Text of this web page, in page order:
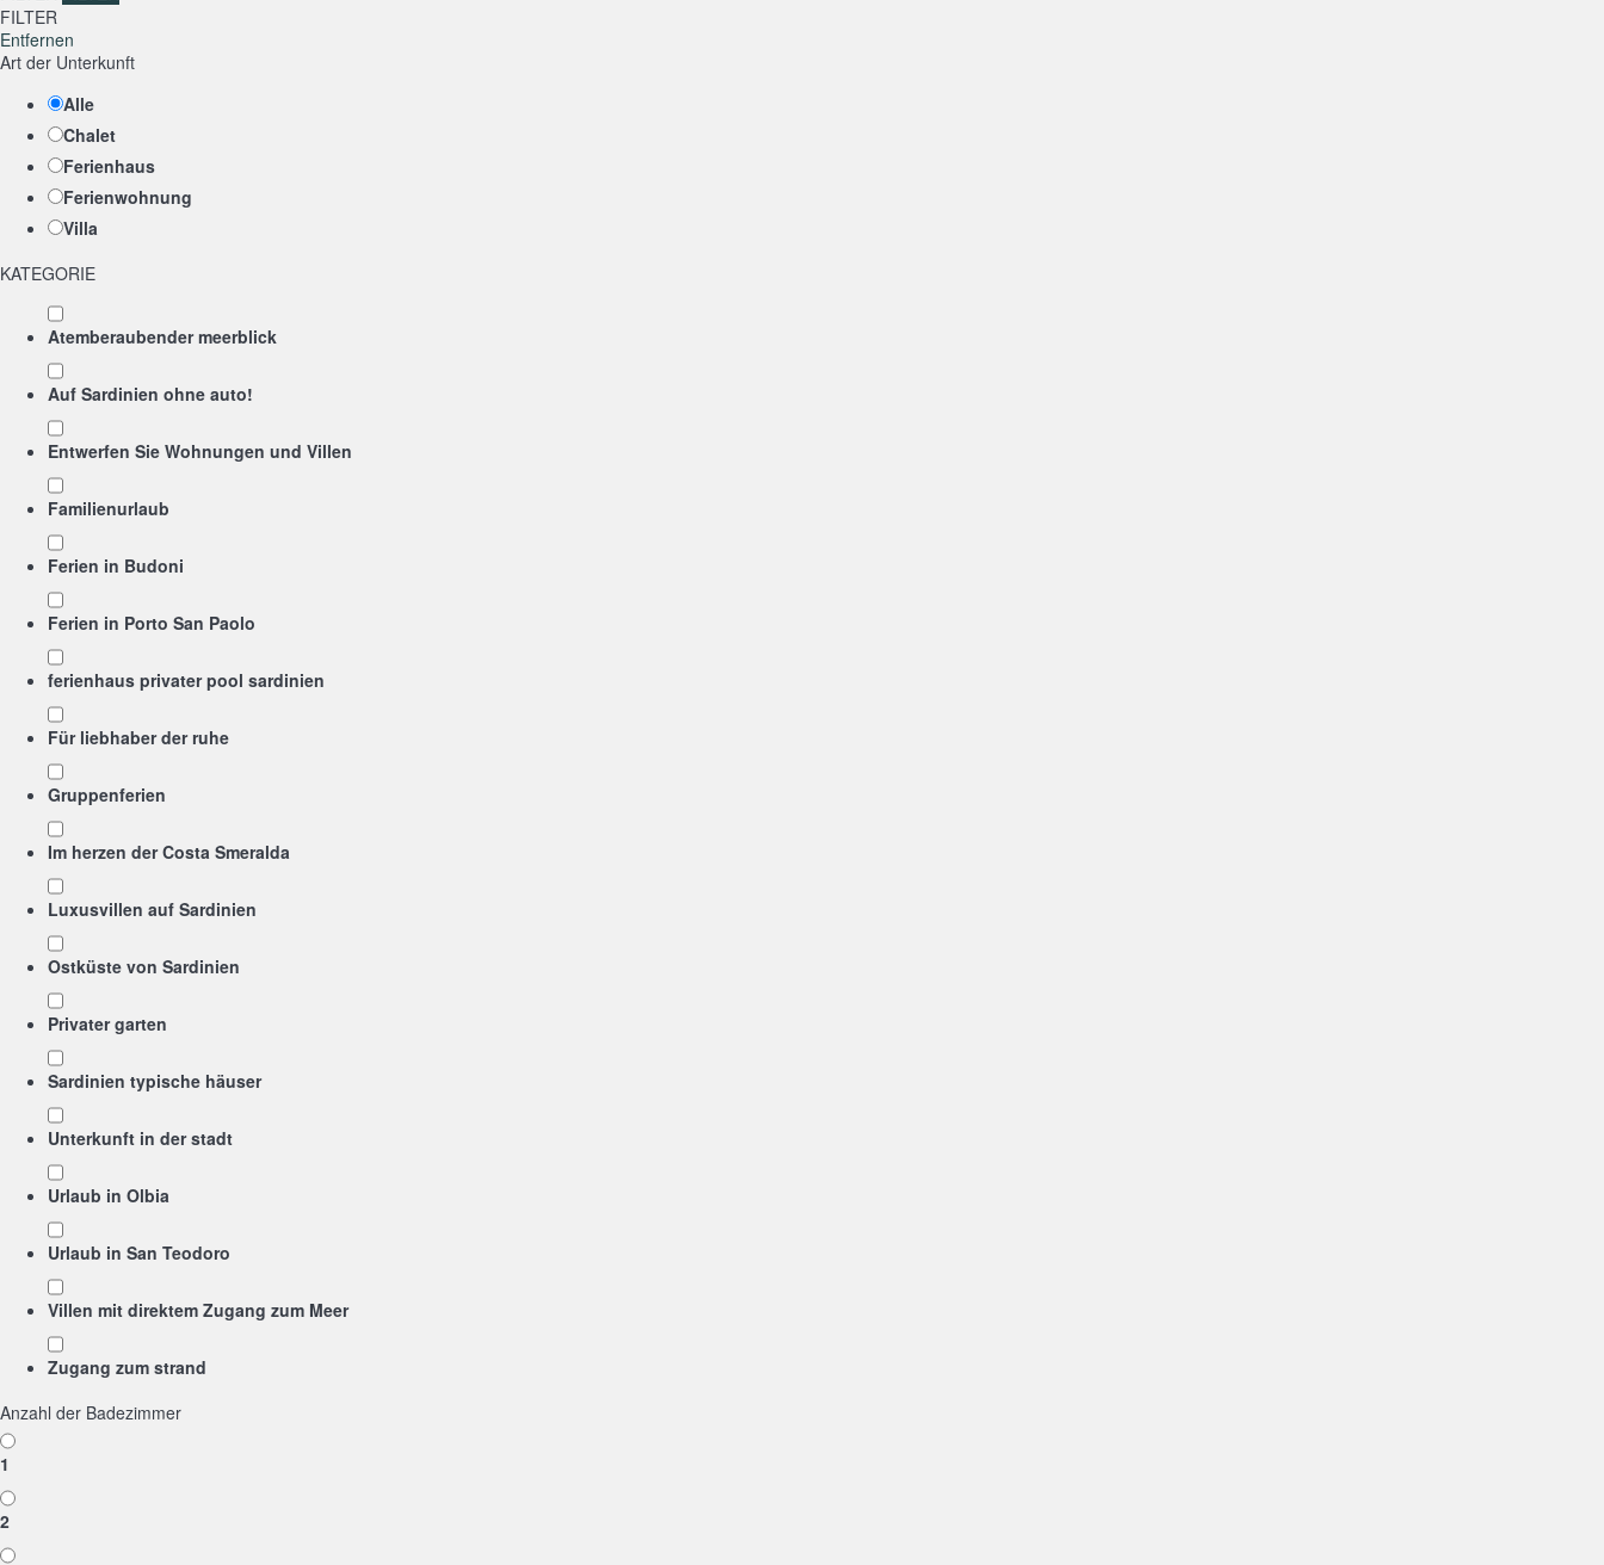
FILTER
Entfernen
Art der Unterkunft
Alle
Chalet
Ferienhaus
Ferienwohnung
Villa
KATEGORIE
Atemberaubender meerblick
Auf Sardinien ohne auto!
Entwerfen Sie Wohnungen und Villen
Familienurlaub
Ferien in Budoni
Ferien in Porto San Paolo
ferienhaus privater pool sardinien
Für liebhaber der ruhe
Gruppenferien
Im herzen der Costa Smeralda
Luxusvillen auf Sardinien
Ostküste von Sardinien
Privater garten
Sardinien typische häuser
Unterkunft in der stadt
Urlaub in Olbia
Urlaub in San Teodoro
Villen mit direktem Zugang zum Meer
Zugang zum strand
Anzahl der Badezimmer
1
2